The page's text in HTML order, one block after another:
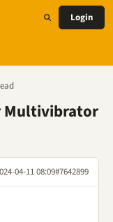
Login
Multivibrator
04-11 08:09#7642899